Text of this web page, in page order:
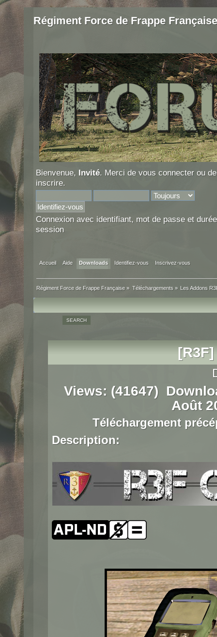
Régiment Force de Frappe Française
Bienvenue, Invité. Merci de vous connecter ou
inscrire.
Connexion avec identifiant, mot de passe et
session
Accueil Aide Downloads Identifiez-vous Inscrivez-vous
Régiment Force de Frappe Française » Téléchargements » Les Addons
SEARCH
Views: (41647)
Août
Téléchargement
Description: